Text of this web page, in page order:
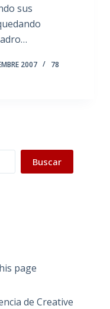
sus
2007
78
Buscar
de Creative